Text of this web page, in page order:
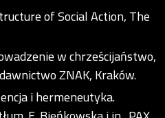
of Social Action, The
w chrześcijaństwo,
ZNAK, Kraków.
i hermeneutyka.